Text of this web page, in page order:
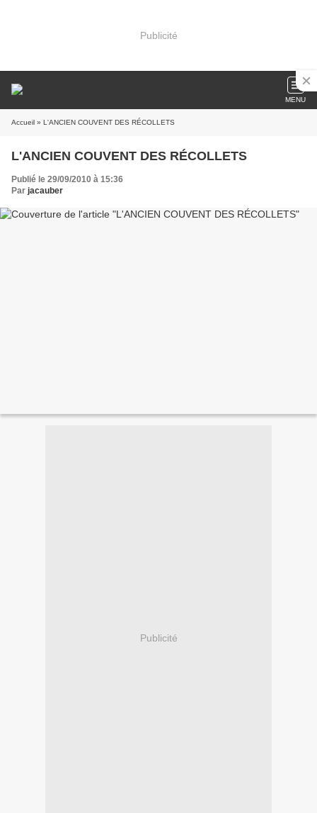
Publicité
MENU
Accueil » L'ANCIEN COUVENT DES RÉCOLLETS
L'ANCIEN COUVENT DES RÉCOLLETS
Publié le 29/09/2010 à 15:36
Par jacauber
Publicité